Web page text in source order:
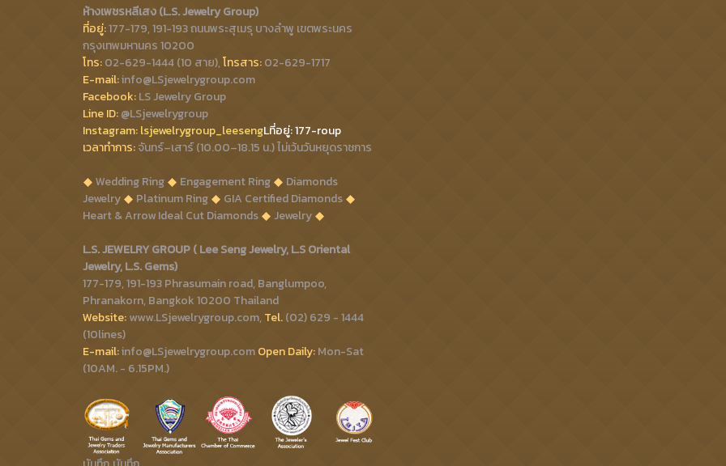
ห้างเพชรหลีเสง (L.S. Jewelry Group)
ที่อยู่:177-179, 191-193 ถนนพระสุเมรุ บางลำพู เขตพระนคร
กรุงเทพมหานคร 10200
โทร:02-629-1444 (10 สาย),โทรสาร:02-629-1717
E-mail:info@LSjewelrygroup.com
Facebook:LS Jewelry Group
Line ID:@LSjewelrygroup
Instagram:lsjewelrygroup_leesengLที่อยู่: 177-roup
เวลาทำการ:จันทร์–เสาร์ (10.00–18.15 น.) ไม่เว้นวันหยุดราชการ
Wedding Ring
Engagement Ring
Diamonds
Jewelry
Platinum Ring
GIA Certified Diamonds
Heart & Arrow Ideal Cut Diamonds
Jewelry
L.S. JEWELRY GROUP ( Lee Seng Jewelry, L.S Oriental
Jewelry, L.S. Gems)
177-179, 191-193 Phrasumain road, Banglumpoo,
Phranakorn, Bangkok 10200 Thailand
Website:www.LSjewelrygroup.com, Tel.(02) 629 - 1444
(10lines)
E-mail:info@LSjewelrygroup.comOpen Daily:Mon-Sat
(10AM. - 6.15PM.)